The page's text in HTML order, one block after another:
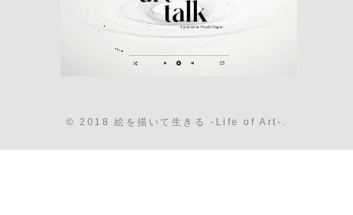
© 2018 絵を描いて生きる -Life of Art-.